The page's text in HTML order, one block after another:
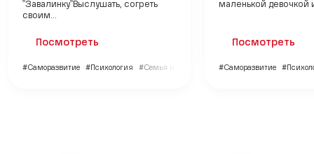
"Завалинку"Выслушать, согреть
своим...
Посмотреть
#Саморазвитие #Психология #Семья и дети
маленькой девочкой
Посмотреть
#Саморазвитие